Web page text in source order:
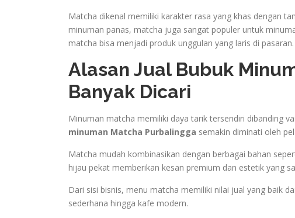
Matcha dikenal memiliki karakter rasa yang khas dengan
minuman panas, matcha juga sangat populer untuk
matcha bisa menjadi produk unggulan yang laris di pasaran.
Alasan Jual Bubuk
Banyak Dicari
Minuman matcha memiliki daya tarik tersendiri dibanding
minuman Matcha Purbalingga semakin diminati oleh
Matcha mudah kombinasikan dengan berbagai bahan
hijau pekat memberikan kesan premium dan estetik yang
Dari sisi bisnis, menu matcha memiliki nilai jual yang baik
sederhana hingga kafe modern.